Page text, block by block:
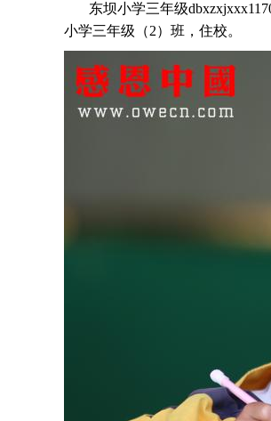
东坝小学三年级
小学三年级（2）班 ，住校。